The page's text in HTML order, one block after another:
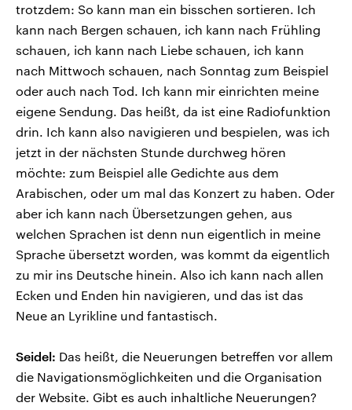
trotzdem: So kann man ein bisschen sortieren. Ich
kann nach Bergen schauen, ich kann nach Frühling
schauen, ich kann nach Liebe schauen, ich kann
nach Mittwoch schauen, nach Sonntag zum Beispiel
oder auch nach Tod. Ich kann mir einrichten meine
eigene Sendung. Das heißt, da ist eine Radiofunktion
drin. Ich kann also navigieren und bespielen, was ich
jetzt in der nächsten Stunde durchweg hören
möchte: zum Beispiel alle Gedichte aus dem
Arabischen, oder um mal das Konzert zu haben. Oder
aber ich kann nach Übersetzungen gehen, aus
welchen Sprachen ist denn nun eigentlich in meine
Sprache übersetzt worden, was kommt da eigentlich
zu mir ins Deutsche hinein. Also ich kann nach allen
Ecken und Enden hin navigieren, und das ist das
Neue an Lyrikline und fantastisch.
Seidel: Das heißt, die Neuerungen betreffen vor allem
die Navigationsmöglichkeiten und die Organisation
der Website. Gibt es auch inhaltliche Neuerungen?